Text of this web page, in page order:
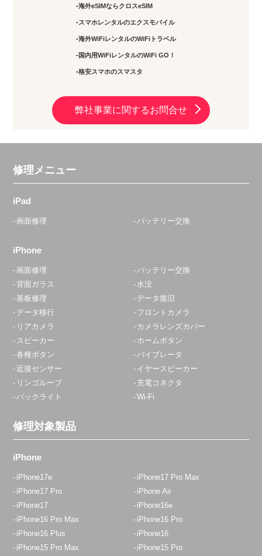
海外eSIMならクロスeSIM
スマホレンタルのエクスモバイル
海外WiFiレンタルのWiFiトラベル
国内用WiFiレンタルのWiFi GO！
格安スマホのスマスタ
弊社事業に関するお問合せ
修理メニュー
iPad
画面修理 バッテリー交換
iPhone
画面修理
バッテリー交換
背面ガラス
水没
基板修理
データ復旧
データ移行
フロントカメラ
リアカメラ
カメラレンズカバー
スピーカー
ホームボタン
各種ボタン
バイブレータ
近接センサー
イヤースピーカー
リンゴループ
充電コネクタ
バックライト
Wi-Fi
修理対象製品
iPhone
iPhone17e
iPhone17 Pro Max
iPhone17 Pro
iPhone Air
iPhone17
iPhone16e
iPhone16 Pro Max
iPhone16 Pro
iPhone16 Plus
iPhone16
iPhone15 Pro Max
iPhone15 Pro